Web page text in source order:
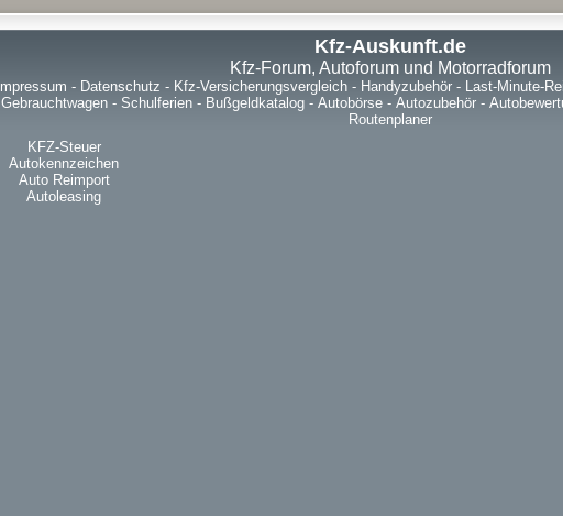
Kfz-Auskunft.de
Kfz-Forum, Autoforum und Motorradforum
Impressum - Datenschutz - Kfz-Versicherungsvergleich- Handyzubehör- Last-Minute-
Gebrauchtwagen - Schulferien - Bußgeldkatalog - Autobörse - Autozubehör -
Routenplaner
KFZ-Steuer
Autokennzeichen
Auto Reimport
Autoleasing